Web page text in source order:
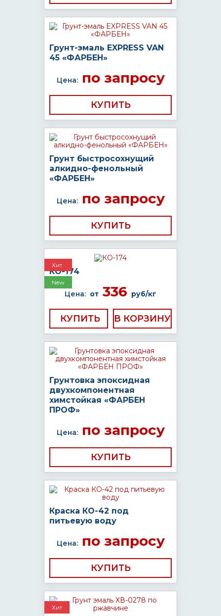
Грунт-эмаль EXPRESS VAN
45 «ФАРБЕН»
Цена:по запросу
КУПИТЬ
Грунт быстросохнущий
алкидно-фенольный
«ФАРБЕН»
Цена:по запросу
КУПИТЬ
Хит
New
КО-174
Цена: от 336 руб/кг
КУПИТЬ
Грунтовка эпоксидная
двухкомпонентная
химстойкая «ФАРБЕН
ПРОФ»
Цена:по запросу
КУПИТЬ
Краска КО-42 под
питьевую воду
Цена:по запросу
КУПИТЬ
Хит